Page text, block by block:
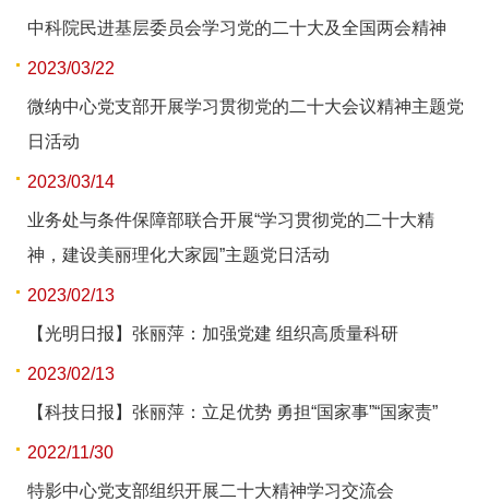
中科院民进基层委员会学习党的二十大及全国两会精神
2023/03/22
微纳中心党支部开展学习贯彻党的二十大会议精神主题党
日活动
2023/03/14
业务处与条件保障部联合开展“学习贯彻党的二十大精
神，建设美丽理化大家园”主题党日活动
2023/02/13
【光明日报】张丽萍：加强党建 组织高质量科研
2023/02/13
【科技日报】张丽萍：立足优势 勇担“国家事”“国家责”
2022/11/30
特影中心党支部组织开展二十大精神学习交流会